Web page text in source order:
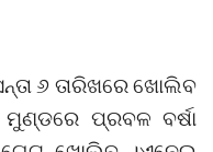
୬ ତାରିଖରେ ଖୋଲିବ
ପ୍ରବଳ ବର୍ଷା